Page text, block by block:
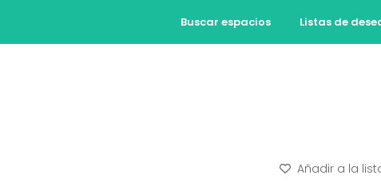
Buscar espacios Listas de
Añadir a la